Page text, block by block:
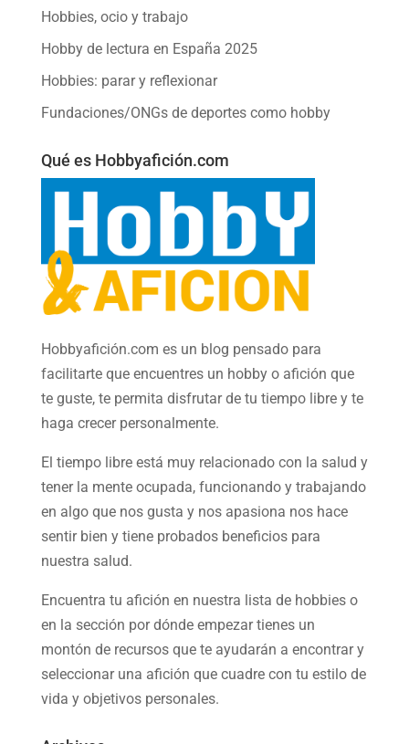
Hobbies, ocio y trabajo
Hobby de lectura en España 2025
Hobbies: parar y reflexionar
Fundaciones/ONGs de deportes como hobby
Qué es Hobbyafición.com
Hobbyafición.com es un blog pensado para
facilitarte que encuentres un hobby o afición que
te guste, te permita disfrutar de tu tiempo libre y te
haga crecer personalmente.
El tiempo libre está muy relacionado con la salud y
tener la mente ocupada, funcionando y trabajando
en algo que nos gusta y nos apasiona nos hace
sentir bien y tiene probados beneficios para
nuestra salud.
Encuentra tu afición en nuestra lista de hobbieso
en la sección por dónde empezar tienes un
montón de recursos que te ayudarán a encontrar y
seleccionar una afición que cuadre con tu estilo de
vida y objetivos personales.